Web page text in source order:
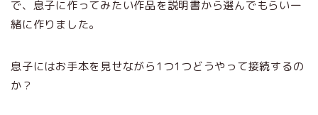
で、息子に作ってみたい作品を説明書から選んでもらい一
緒に作りました。
息子にはお手本を見せながら1つ1つどうやって接続するの
か？